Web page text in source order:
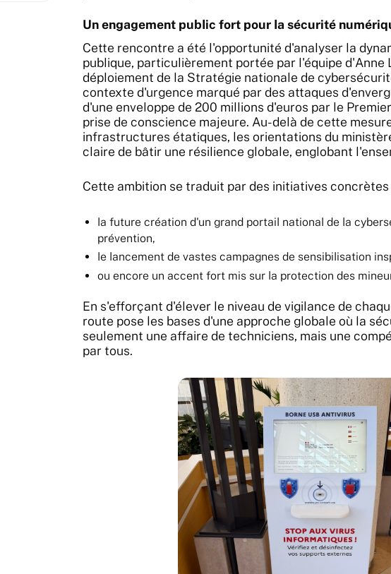
Un engagement public fort pour la sécurité
Cette rencontre a été l'opportunité d'analyser la
publique, particulièrement portée par l'équipe d'Anne
déploiement de la Stratégie nationale de
contexte d'urgence marqué par des attaques
d'une enveloppe de 200 millions d'euros par le
prise de conscience majeure. Au-delà de cette
infrastructures étatiques, les orientations du
claire de bâtir une résilience globale, englobant
Cette ambition se traduit par des initiatives
la future création d'un grand portail national de la
prévention,
le lancement de vastes campagnes de sensibilisation
ou encore un accent fort mis sur la protection des
En s'efforçant d'élever le niveau de vigilance de
route pose les bases d'une approche globale où la
seulement une affaire de techniciens, mais une
par tous.